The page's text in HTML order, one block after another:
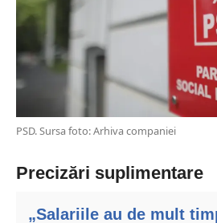
PSD. Sursa foto: Arhiva companiei
Precizări suplimentare
„Salariile au de mult